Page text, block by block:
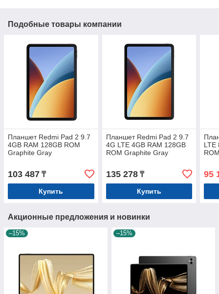
Подобные товары компании
Планшет Redmi Pad 2 9.7
4GB RAM 128GB ROM
Graphite Gray
103 487 ₸
Купить
Планшет Redmi Pad 2 9.7
4G LTE 4GB RAM 128GB
ROM Graphite Gray
135 278₸
Купить
LTE
95
Акционные предложения и новинки
–15% –15%